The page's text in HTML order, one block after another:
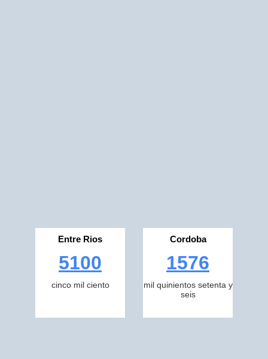
Entre Rios
5100
cinco mil ciento
Cordoba
1576
mil quinientos setenta y
seis